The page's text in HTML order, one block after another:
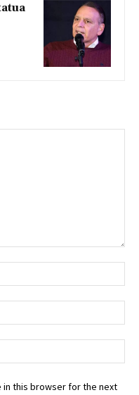
in this browser for the next